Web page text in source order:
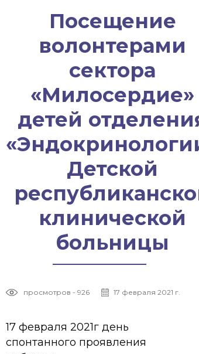
Посещение
волонтерами
сектора
«Милосердие»
детей отделения
Детской
республиканской
клинической
больницы
просмотров - 926 17 февраля 2021 г.
17 февраля 2021г день
спонтанного проявления